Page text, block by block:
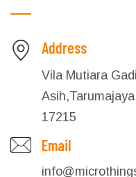
Address
Vila Mutiara
17215
Email